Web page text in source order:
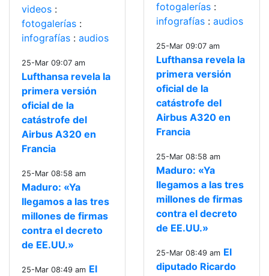
videos :
fotogalerías :
infografías : audios
25-Mar 09:07 am
Lufthansa revela la
primera versión
oficial de la
catástrofe del
Airbus A320 en
Francia
25-Mar 08:58 am
Maduro: «Ya
llegamos a las tres
millones de firmas
contra el decreto
de EE.UU.»
25-Mar 08:49 am El
fotogalerías :
infografías : audios
25-Mar 09:07 am
Lufthansa revela la
primera versión
oficial de la
catástrofe del
Airbus A320 en
Francia
25-Mar 08:58 am
Maduro: «Ya
llegamos a las tres
millones de firmas
contra el decreto
de EE.UU.»
25-Mar 08:49 am El
diputado Ricardo